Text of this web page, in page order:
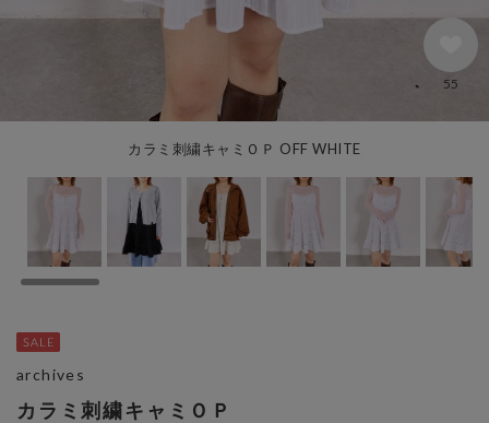
カラミ刺繍キャミＯＰ OFF WHITE
55
カラミ刺繍キャミＯＰ
archives